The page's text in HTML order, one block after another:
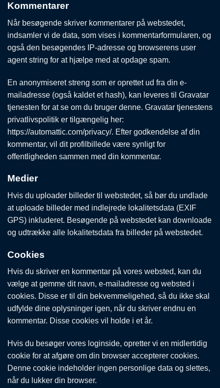
Kommentarer
Når besøgende skriver kommentarer på webstedet,
indsamler vi de data, som vises i kommentarformularen, og
også den besøgendes IP-adresse og browserens user
agent string for at hjælpe med at opdage spam.
En anonymiseret streng som er oprettet ud fra din e-
mailadresse (også kaldet et hash), kan leveres til Gravatar
tjenesten for at se om du bruger denne. Gravatar tjenestens
privatlivspolitik er tilgængelig her:
https://automattic.com/privacy/. Efter godkendelse af din
kommentar, vil dit profilbillede være synligt for
offentligheden sammen med din kommentar.
Medier
Hvis du uploader billeder til webstedet, så bør du undlade
at uploade billeder med indlejrede lokalitetsdata (EXIF
GPS) inkluderet. Besøgende på webstedet kan downloade
og udtrække alle lokalitetsdata fra billeder på webstedet.
Cookies
Hvis du skriver en kommentar på vores websted, kan du
vælge at gemme dit navn, e-mailadresse og websted i
cookies. Disse er til din bekvemmeligehed, så du ikke skal
udfylde dine oplysninger igen, når du skriver endnu en
kommentar. Disse cookies vil holde i et år.
Hvis du besøger vores loginside, opretter vi en midlertidig
cookie for at afgøre om din browser accepterer cookies.
Denne cookie indeholder ingen personlige data og slettes,
når du lukker din browser.